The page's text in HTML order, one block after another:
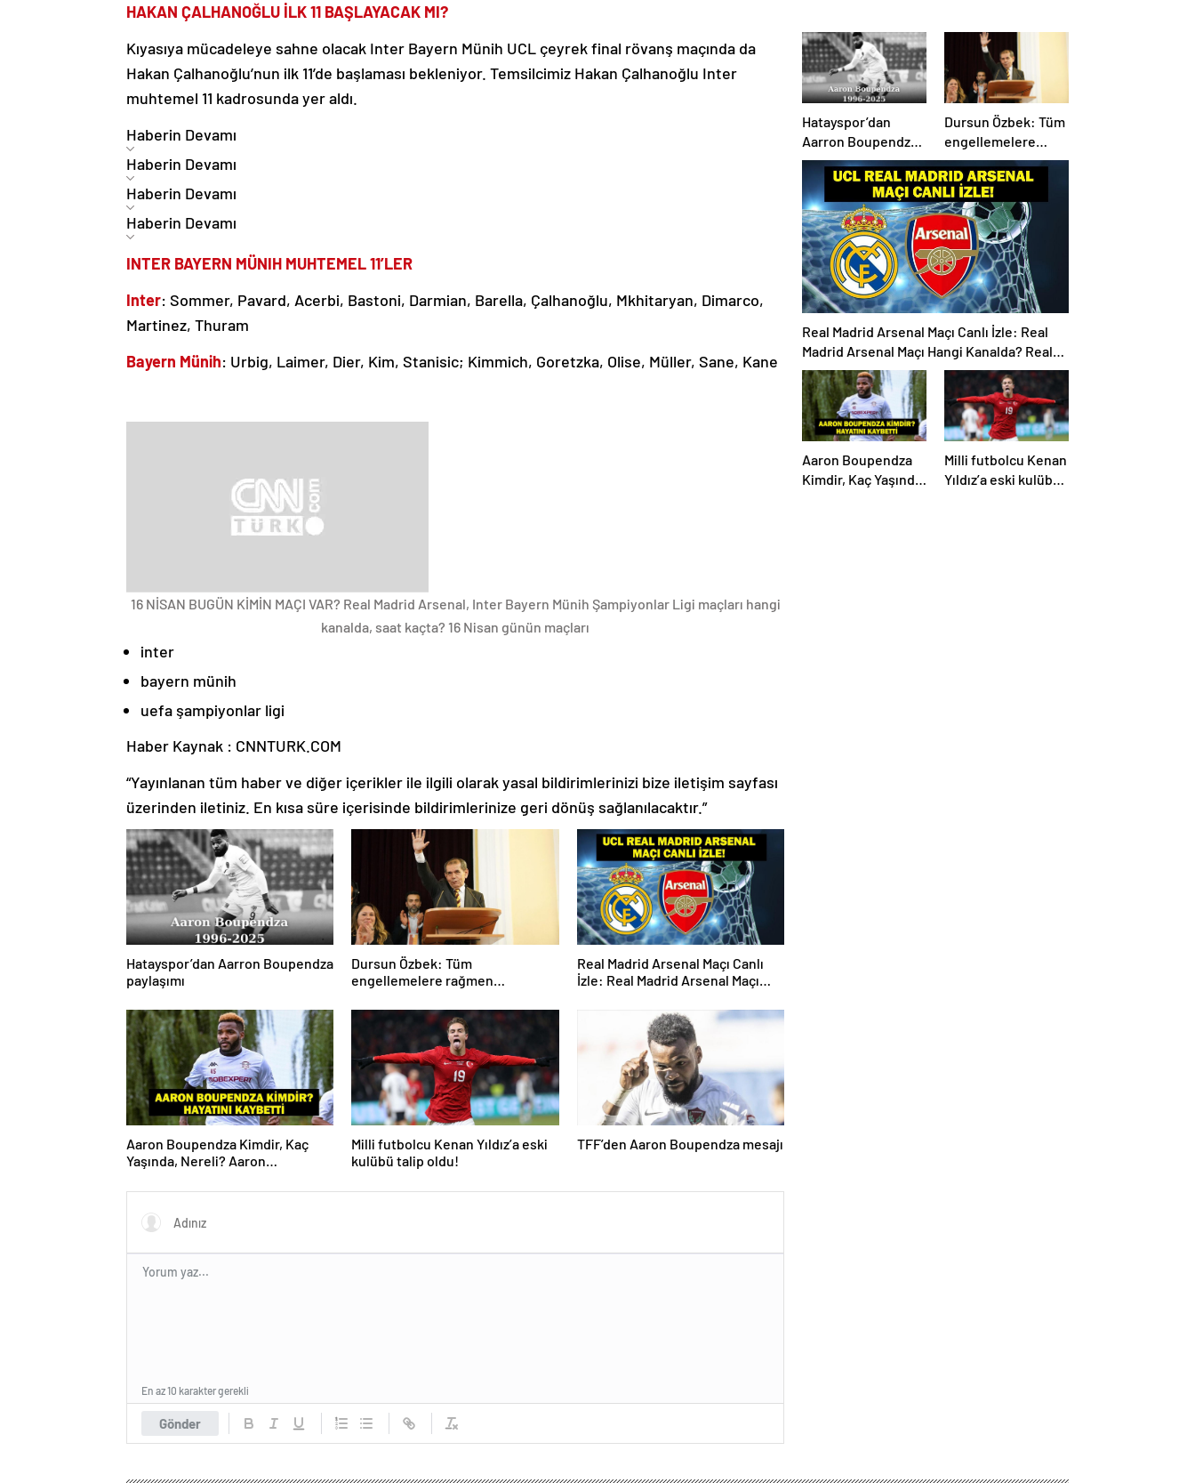
HAKAN ÇALHANOĞLU İLK 11 BAŞLAYACAK MI?
Kıyasıya mücadeleye sahne olacak Inter Bayern Münih UCL çeyrek final rövanş maçında da
Hakan Çalhanoğlu’nun ilk 11’de başlaması bekleniyor. Temsilcimiz Hakan Çalhanoğlu Inter
muhtemel 11 kadrosunda yer aldı.
Haberin Devamı
Haberin Devamı
Haberin Devamı
Haberin Devamı
INTER BAYERN MÜNIH MUHTEMEL 11’LER
Inter: Sommer, Pavard, Acerbi, Bastoni, Darmian, Barella, Çalhanoğlu, Mkhitaryan, Dimarco,
Martinez, Thuram
Bayern Münih: Urbig, Laimer, Dier, Kim, Stanisic; Kimmich, Goretzka, Olise, Müller, Sane, Kane
16 NİSAN BUGÜN KİMİN MAÇI VAR? Real Madrid Arsenal, Inter Bayern Münih Şampiyonlar Ligi maçları hangi
kanalda, saat kaçta? 16 Nisan günün maçları
inter
bayern münih
uefa şampiyonlar ligi
Haber Kaynak : CNNTURK.COM
“Yayınlanan tüm haber ve diğer içerikler ile ilgili olarak yasal bildirimlerinizi bize iletişim sayfası
üzerinden iletiniz. En kısa süre içerisinde bildirimlerinize geri dönüş sağlanılacaktır.”
Hatayspor’dan Aarron Boupendza
paylaşımı
Dursun Özbek: Tüm
engellemelere rağmen
Real Madrid Arsenal Maçı Canlı
İzle: Real Madrid Arsenal Maçı
Arsenal Maçı Ne Zaman, Saat
Kaçta? İşte Maç Kadrosu
Aaron Boupendza Kimdir, Kaç
Yaşında, Nereli? Aaron
Lig’in eski gol kralı hayatını
Milli futbolcu Kenan Yıldız’a eski
kulübü talip oldu!
TFF’den Aaron Boupendza mesajı
Gönder
En az 10 karakter gerekli
Hatayspor’dan
Aarron Boupendza
paylaşımı
Dursun Özbek: Tüm
engellemelere
rağmen hedefimize
ilerliyoruz
Real Madrid Arsenal Maçı Canlı İzle: Real
Madrid Arsenal Maçı Hangi Kanalda? Real
Madrid Arsenal Maçı Ne Zaman, Saat Kaçta?
İşte Maç Kadrosu
Aaron Boupendza
Kimdir, Kaç Yaşında,
Milli futbolcu Kenan
Yıldız’a eski kulübü